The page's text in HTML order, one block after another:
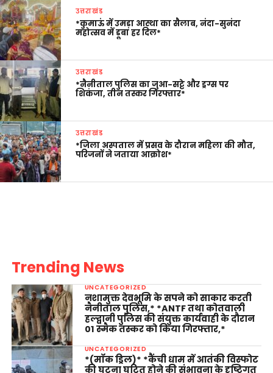
उत्तराखंड
*कुमाऊं में उमड़ा आस्था का सैलाब, नंदा-सुनंदा
महोत्सव में डूबा हर दिल*
उत्तराखंड
*नैनीताल पुलिस का जुआ-सट्टे और ड्रग्स पर
शिकंजा, तीन तस्कर गिरफ्तार*
उत्तराखंड
*जिला अस्पताल में प्रसव के दौरान महिला की मौत,
परिजनों ने जताया आक्रोश*
Trending News
UNCATEGORIZED
नशामुक्त देवभूमि के सपने को साकार करती
नैनीताल पुलिस,* *ANTF तथा कोतवाली
हल्द्वानी पुलिस की संयुक्त कार्यवाही के दौरान
01 स्मैक तस्कर को किया गिरफ्तार,*
UNCATEGORIZED
*(मॉक ड्रिल)* *कैंची धाम में आतंकी विस्फोट
की घटना घटित होने की संभावना के दृष्टिगत